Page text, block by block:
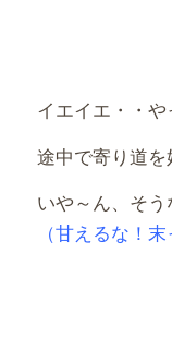
イエイエ・・
途中で寄り道を
いや～ん、そう
（甘えるな！